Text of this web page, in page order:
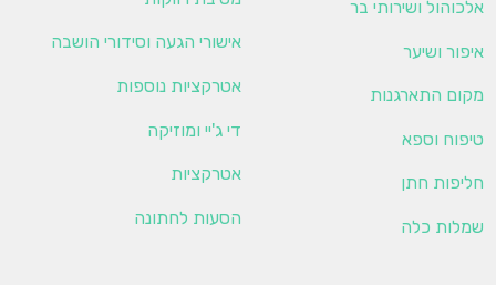
אלכוהול ושירותי בר
איפור ושיער
מקום התארגנות
טיפוח וספא
חליפות חתן
שמלות כלה
אישורי הגעה וסידורי הושבה
אטרקציות נוספות
די ג'יי ומוזיקה
אטרקציות
הסעות לחתונה